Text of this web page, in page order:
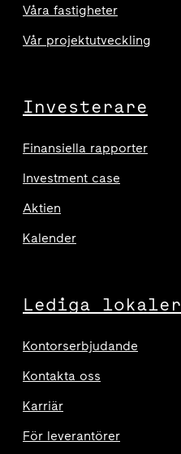
Våra fastigheter
Vår projektutveckling
Investerare
Finansiella rapporter
Investment case
Aktien
Kalender
Lediga lokaler
Kontorserbjudande
Kontakta oss
Karriär
För leverantörer